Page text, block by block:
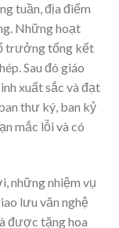
tuần, địa điểm
Những hoạt
trưởng tổng kết
Sau đó giáo
xuất sắc và đạt
thư ký, ban kỷ
mắc lỗi và có
những nhiệm vụ
lưu văn nghệ
được tặng hoa